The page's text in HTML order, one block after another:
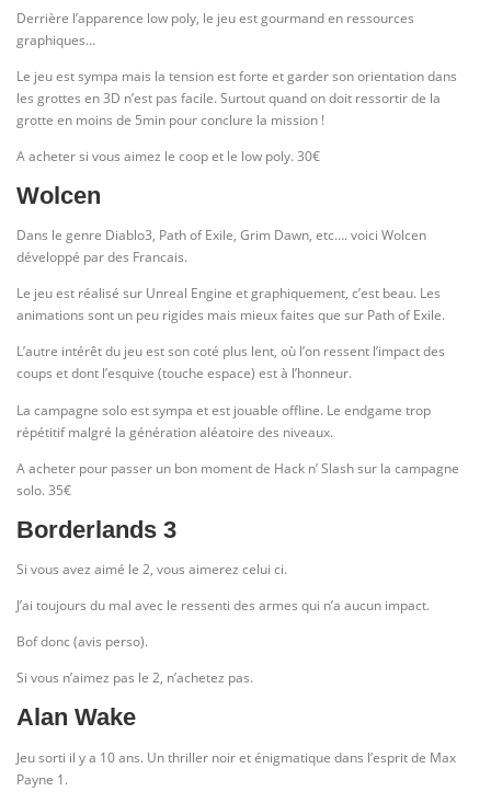
Derrière l’apparence low poly, le jeu est gourmand en ressources
graphiques…
Le jeu est sympa mais la tension est forte et garder son orientation dans
les grottes en 3D n’est pas facile. Surtout quand on doit ressortir de la
grotte en moins de 5min pour conclure la mission !
A acheter si vous aimez le coop et le low poly. 30€
Wolcen
Dans le genre Diablo3, Path of Exile, Grim Dawn, etc…. voici Wolcen
développé par des Francais.
Le jeu est réalisé sur Unreal Engine et graphiquement, c’est beau. Les
animations sont un peu rigides mais mieux faites que sur Path of Exile.
L’autre intérêt du jeu est son coté plus lent, où l’on ressent l’impact des
coups et dont l’esquive (touche espace) est à l’honneur.
La campagne solo est sympa et est jouable offline. Le endgame trop
répétitif malgré la génération aléatoire des niveaux.
A acheter pour passer un bon moment de Hack n’ Slash sur la campagne
solo. 35€
Borderlands 3
Si vous avez aimé le 2, vous aimerez celui ci.
J’ai toujours du mal avec le ressenti des armes qui n’a aucun impact.
Bof donc (avis perso).
Si vous n’aimez pas le 2, n’achetez pas.
Alan Wake
Jeu sorti il y a 10 ans. Un thriller noir et énigmatique dans l’esprit de Max
Payne 1.